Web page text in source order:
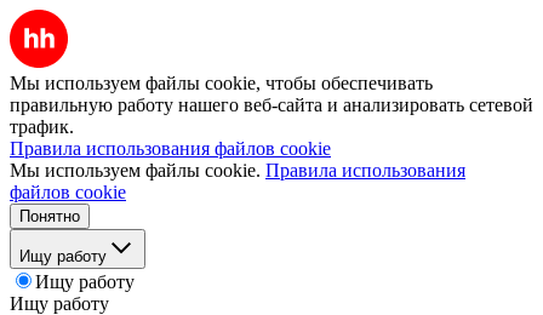
Мы используем файлы cookie, чтобы обеспечивать
правильную работу нашего веб-сайта и анализировать сетевой
трафик.
Правила использования файлов cookie
Мы используем файлы cookie. Правила использования
файлов cookie
Понятно
Ищу работу
Ищу работу
Ищу работу